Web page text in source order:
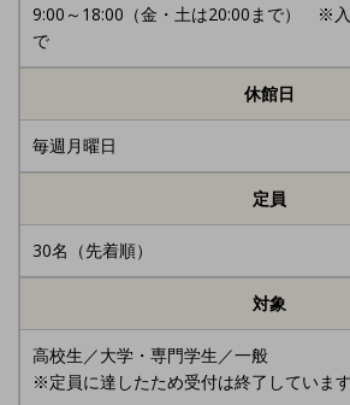
9:00～18:00（金・土は20:00まで） ※
で
休館日
毎週月曜日
定員
30名（先着順）
対象
高校生／大学・専門学生／一般
※定員に達したため受付は終了しています